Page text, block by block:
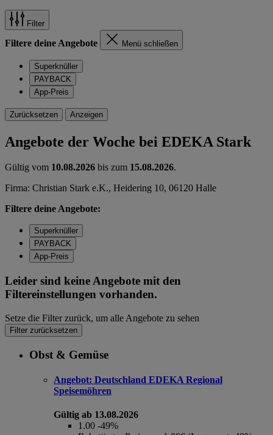
Filter
Filtere deine Angebote Menü schließen
Superknüller
PAYBACK
App-Preis
Zurücksetzen Anzeigen
Angebote der Woche bei EDEKA Stark
Gültig vom 10.08.2026 bis zum 15.08.2026.
Firma: Christian Stark e.K., Heidering 10, 06120 Halle
Filtere deine Angebote:
Superknüller
PAYBACK
App-Preis
Leider sind keine Angebote mit den
Filtereinstellungen vorhanden.
Setze die Filter zurück, um alle Angebote zu sehen
Filter zurücksetzen
Obst & Gemüse
Angebot: Deutschland EDEKA Regional
Speisemöhren
Gültig ab 13.08.2026
1.00 -49%